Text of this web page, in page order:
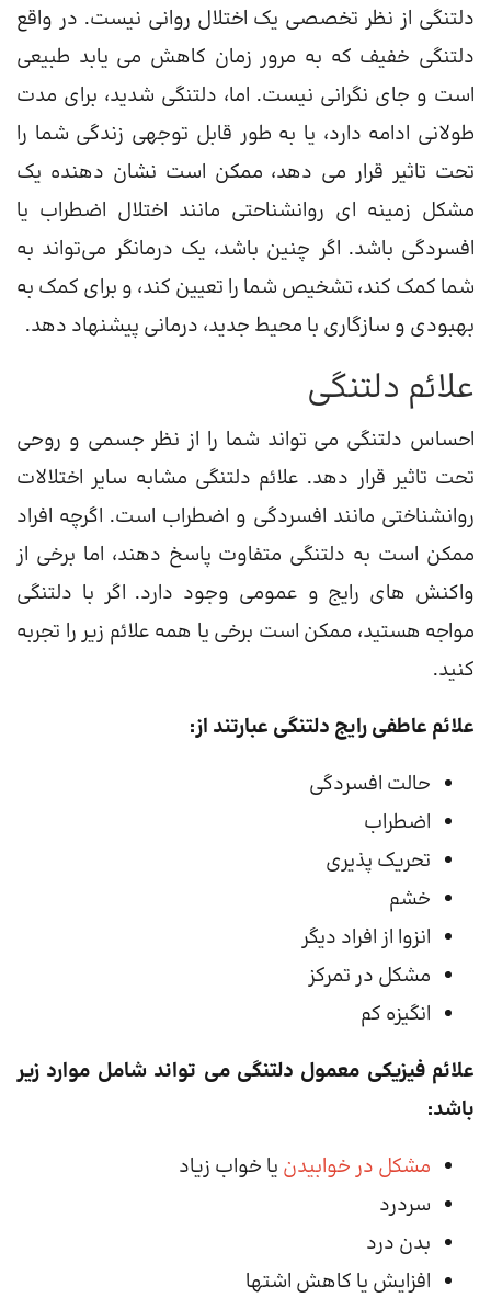
دلتنگی از نظر تخصصی یک اختلال روانی نیست. در واقع
دلتنگی خفیف که به مرور زمان کاهش می یابد طبیعی
است و جای نگرانی نیست. اما، دلتنگی شدید، برای مدت
طولانی ادامه دارد، یا به طور قابل توجهی زندگی شما را
تحت تاثیر قرار می دهد، ممکن است نشان دهنده یک
مشکل زمینه ای روانشناحتی مانند اختلال اضطراب یا
افسردگی باشد. اگر چنین باشد، یک درمانگر می‌تواند به
شما کمک کند، تشخیص شما را تعیین کند، و برای کمک به
بهبودی و سازگاری با محیط جدید، درمانی پیشنهاد دهد.
علائم دلتنگی
احساس دلتنگی می تواند شما را از نظر جسمی و روحی
تحت تاثیر قرار دهد. علائم دلتنگی مشابه سایر اختلالات
روانشناختی مانند افسردگی و اضطراب است. اگرچه افراد
ممکن است به دلتنگی متفاوت پاسخ دهند، اما برخی از
واکنش های رایج و عمومی وجود دارد. اگر با دلتنگی
مواجه هستید، ممکن است برخی یا همه علائم زیر را تجربه
کنید.
علائم عاطفی رایج دلتنگی عبارتند از:
حالت افسردگی
اضطراب
تحریک پذیری
خشم
انزوا از افراد دیگر
مشکل در تمرکز
انگیزه کم
علائم فیزیکی معمول دلتنگی می تواند شامل موارد زیر
باشد:
مشکل در خوابیدن یا خواب زیاد
سردرد
بدن درد
افزایش یا کاهش اشتها